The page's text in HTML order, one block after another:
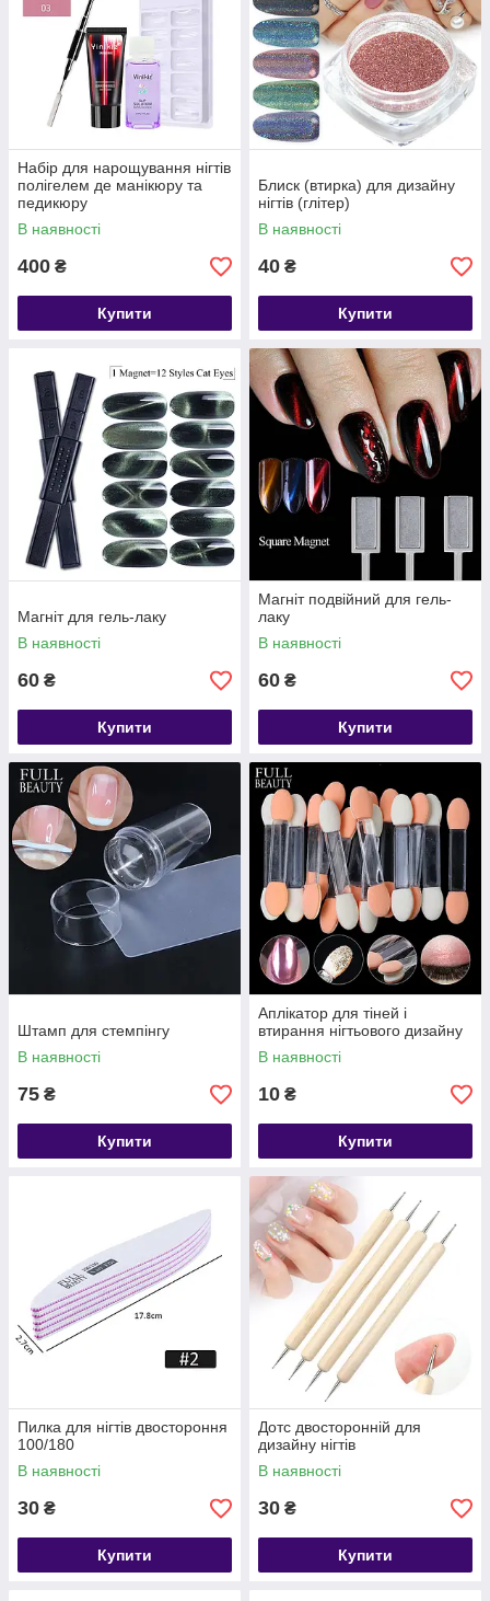
Набір для нарощування нігтів
полігелем де манікюру та
педикюру
В наявності
400 ₴
Купити
Блиск (втирка) для дизайну
нігтів (глітер)
В наявності
40 ₴
Купити
Магніт для гель-лаку
В наявності
60 ₴
Купити
Магніт подвійний для гель-
лаку
В наявності
60 ₴
Купити
Штамп для стемпінгу
В наявності
75 ₴
Купити
Аплікатор для тіней і
втирання нігтьового дизайну
В наявності
10 ₴
Купити
Пилка для нігтів двостороння
100/180
В наявності
30 ₴
Купити
Дотс двосторонній для
дизайну нігтів
В наявності
30 ₴
Купити